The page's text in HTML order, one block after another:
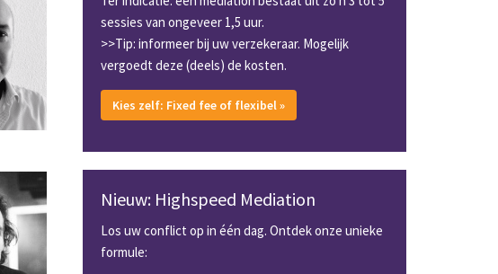
sessies van ongeveer 1,5 uur.
>>Tip: informeer bij uw verzekeraar. Mogelijk
vergoedt deze (deels) de kosten.
Kies zelf: Fixed fee of flexibel »
Nieuw: Highspeed Mediation
Los uw conflict op in één dag. Ontdek onze unieke
formule: